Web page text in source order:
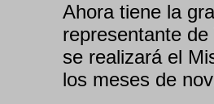
Ahora tiene la
representante
se realizará el
los meses de